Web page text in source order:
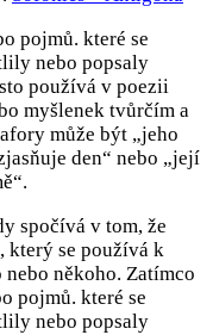
pojmů. které se
nebo popsaly
používá v poezii
myšlenek tvůrčím a
může být „jeho
den“ nebo „její
spočívá v tom, že
který se používá k
někoho. Zatímco
pojmů. které se
nebo popsaly